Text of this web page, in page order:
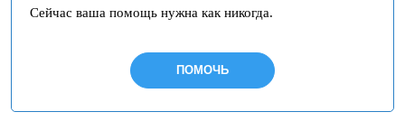
Сейчас ваша помощь нужна как никогда.
ПОМОЧЬ